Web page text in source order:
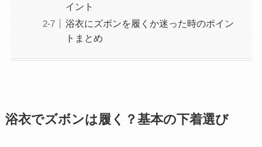
イント
浴衣にズボンを履くか迷った時のポイン
トまとめ
浴衣でズボンは履く？基本の下着選び